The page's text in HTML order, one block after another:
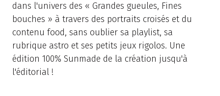
dans l'univers des « Grandes gueules, Fines
bouches » à travers des portraits croisés et du
contenu food, sans oublier sa playlist, sa
rubrique astro et ses petits jeux rigolos. Une
édition 100% Sunmade de la création jusqu'à
l'éditorial !